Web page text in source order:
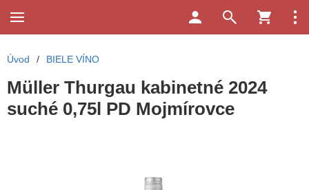
Úvod / BIELE VÍNO
Müller Thurgau kabinetné 2024
suché 0,75l PD Mojmírovce